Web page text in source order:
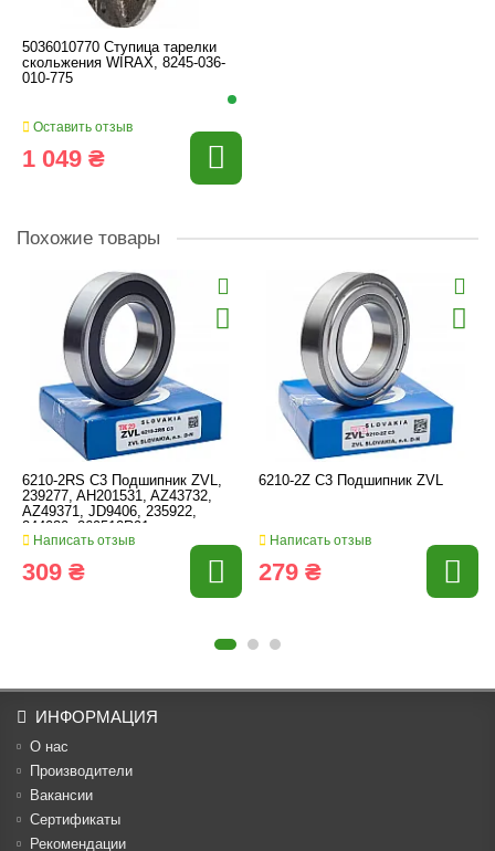
5036010770 Ступица тарелки
скольжения WIRAX, 8245-036-
010-775
Оставить отзыв
1 049 ₴
Похожие товары
6210-2RS C3 Подшипник ZVL,
239277, AH201531, AZ43732,
AZ49371, JD9406, 235922,
244030, 269512R91
Написать отзыв
309 ₴
6210-2Z C3 Подшипник ZVL
Написать отзыв
279 ₴
ИНФОРМАЦИЯ
О нас
Производители
Вакансии
Cертификаты
Рекомендации